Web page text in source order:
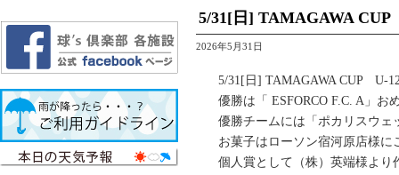
5/31[日] TAMAGAWA
2026年5月31日
5/31[日] TAMAGAWA CUP U-
優勝は「 ESFORCO F.C. A」お
優勝チームには「ポカリスウェ
お菓子はローソン宿河原店様に
個人賞として（株）英端様より